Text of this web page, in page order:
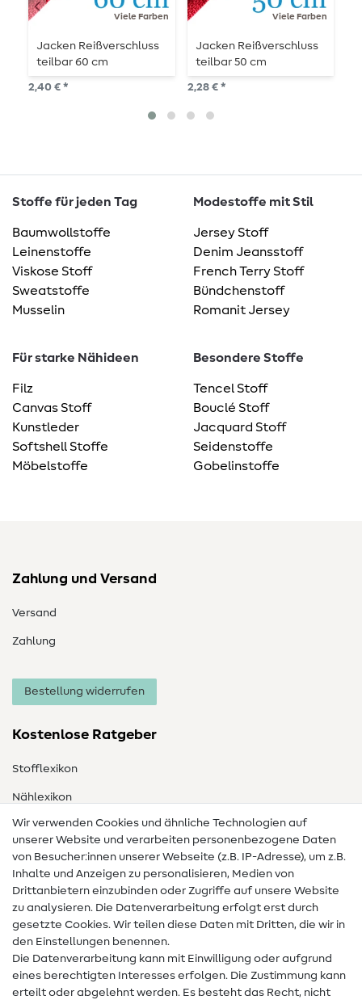
Viele Farben
Jacken Reißverschluss
teilbar 60 cm
2,40 € *
Viele Farben
Jacken Reißverschluss
teilbar 50 cm
2,28 € *
Stoffe für jeden Tag
Baumwollstoffe
Leinenstoffe
Viskose Stoff
Sweatstoffe
Musselin
Modestoffe mit Stil
Jersey Stoff
Denim Jeansstoff
French Terry Stoff
Bündchenstoff
Romanit Jersey
Für starke Nähideen
Filz
Canvas Stoff
Kunstleder
Softshell Stoffe
Möbelstoffe
Besondere Stoffe
Tencel Stoff
Bouclé Stoff
Jacquard Stoff
Seidenstoffe
Gobelinstoffe
Zahlung und Versand
Versand
Zahlung
Bestellung widerrufen
Kostenlose Ratgeber
Stofflexikon
Nählexikon
Nähanleitungen
Hilfe & Kontakt
Kontakt
Infos zum Betreiberwechsel
FAQ
Widerrufsrecht
Wir verwenden Cookies und ähnliche Technologien auf
unserer Website und verarbeiten personenbezogene Daten
von Besucher:innen unserer Webseite (z.B. IP-Adresse), um z.B.
Inhalte und Anzeigen zu personalisieren, Medien von
Drittanbietern einzubinden oder Zugriffe auf unsere Website
zu analysieren. Die Datenverarbeitung erfolgt erst durch
gesetzte Cookies. Wir teilen diese Daten mit Dritten, die wir in
den Einstellungen benennen.
Die Datenverarbeitung kann mit Einwilligung oder aufgrund
eines berechtigten Interesses erfolgen. Die Zustimmung kann
erteilt oder abgelehnt werden. Es besteht das Recht, nicht